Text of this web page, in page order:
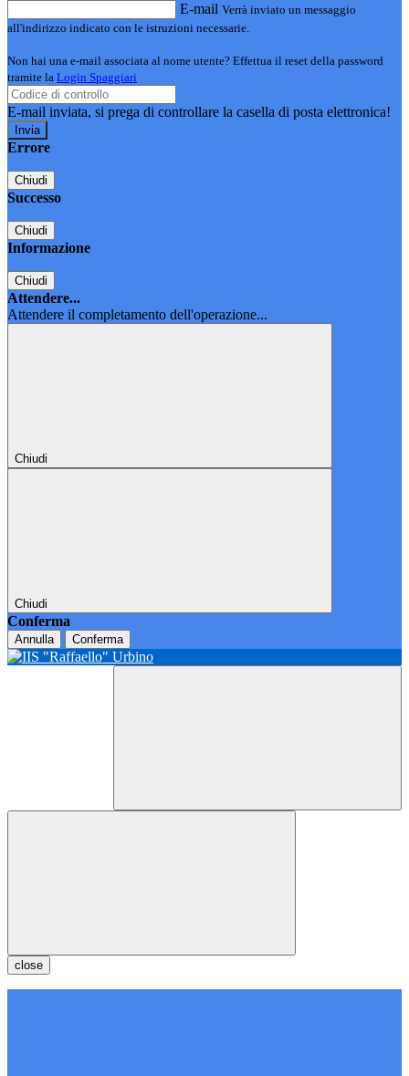
E-mail Verrà inviato un messaggio
all'indirizzo indicato con le istruzioni necessarie.
Non hai una e-mail associata al nome utente? Effettua il reset della password
tramite la Login Spaggiari
E-mail inviata, si prega di controllare la casella di posta elettronica!
Errore
Chiudi
Successo
Chiudi
Informazione
Chiudi
Attendere...
Attendere il completamento dell'operazione...
Chiudi
Chiudi
Conferma
Annulla Conferma
close